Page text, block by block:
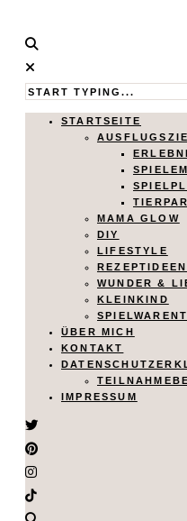
Calistas
Traum
MAMABLOG
STARTSEITE
MAMA GLOW
DIY
LIFESTYLE
REZEPTIDEEN
WUNDER &
KLEINKIND
ÜBER MICH
KONTAKT
IMPRESSUM